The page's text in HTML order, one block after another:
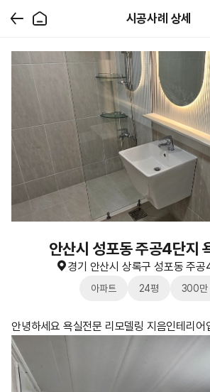
시공사례 상세
안산시 성포동 주공4단지
경기 안산시 상록구 성포동 주공
아파트 24평 300만
안녕하세요 욕실전문 리모델링 지음인테리어